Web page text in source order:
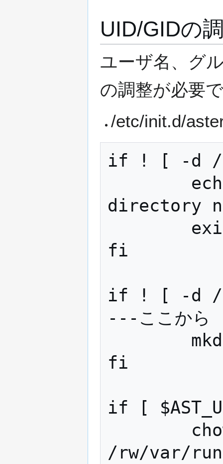
UID/GIDの
ユーザ名、グ
の調整が必要
/etc/init.d/
if ! [ -d /
directory
fi
if ! [ -d /
---ここから
fi
if [
/rw/var/